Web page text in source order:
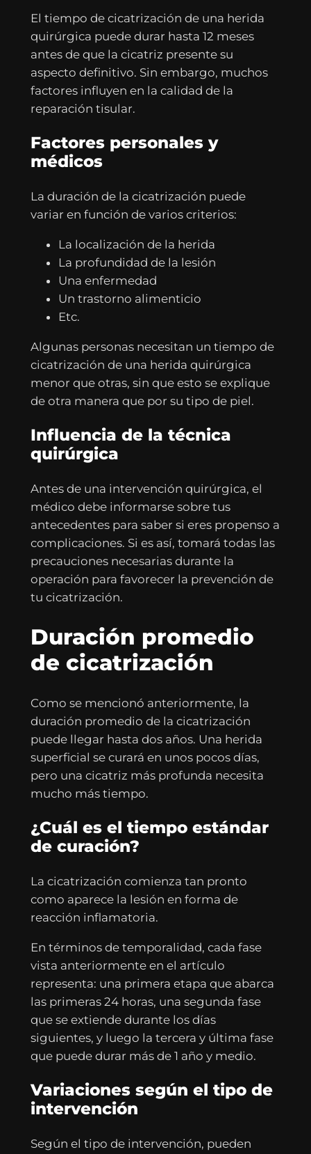
El tiempo de cicatrización de una herida
quirúrgica puede durar hasta 12 meses
antes de que la cicatriz presente su
aspecto definitivo. Sin embargo, muchos
factores influyen en la calidad de la
reparación tisular.
Factores personales y
médicos
La duración de la cicatrización puede
variar en función de varios criterios:
La localización de la herida
La profundidad de la lesión
Una enfermedad
Un trastorno alimenticio
Etc.
Algunas personas necesitan un tiempo de
cicatrización de una herida quirúrgica
menor que otras, sin que esto se explique
de otra manera que por su tipo de piel.
Influencia de la técnica
quirúrgica
Antes de una intervención quirúrgica, el
médico debe informarse sobre tus
antecedentes para saber si eres propenso a
complicaciones. Si es así, tomará todas las
precauciones necesarias durante la
operación para favorecer la prevención de
tu cicatrización.
Duración promedio
de cicatrización
Como se mencionó anteriormente, la
duración promedio de la cicatrización
puede llegar hasta dos años. Una herida
superficial se curará en unos pocos días,
pero una cicatriz más profunda necesita
mucho más tiempo.
¿Cuál es el tiempo estándar
de curación?
La cicatrización comienza tan pronto
como aparece la lesión en forma de
reacción inflamatoria.
En términos de temporalidad, cada fase
vista anteriormente en el artículo
representa: una primera etapa que abarca
las primeras 24 horas, una segunda fase
que se extiende durante los días
siguientes, y luego la tercera y última fase
que puede durar más de 1 año y medio.
Variaciones según el tipo de
intervención
Según el tipo de intervención, pueden